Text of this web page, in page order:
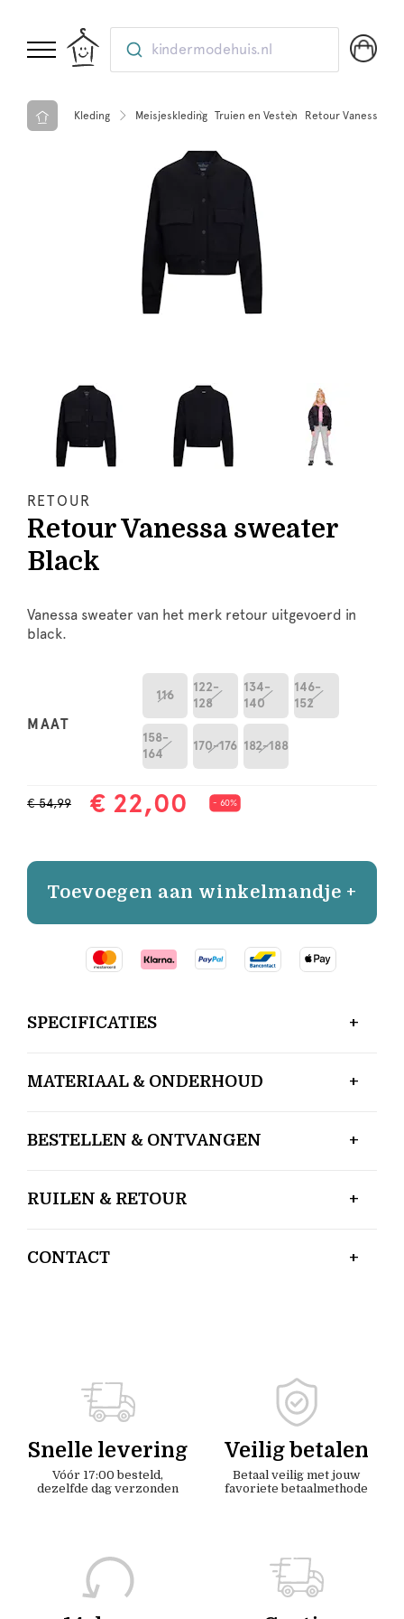
kindermodehuis.nl
Kleding Meisjeskleding Truien en Vesten Retour Vanessa
RETOUR
Retour Vanessa sweater
Black
Vanessa sweater van het merk retour uitgevoerd in
black.
MAAT
116
122-
128
134-
140
146-
152
158-
164
170-176 182-188
€ 54,99 € 22,00 - 60%
Toevoegen aan winkelmandje +
SPECIFICATIES
MATERIAAL & ONDERHOUD
BESTELLEN & ONTVANGEN
RUILEN & RETOUR
CONTACT
Snelle levering
Vóór 17:00 besteld,
dezelfde dag verzonden
Veilig betalen
Betaal veilig met jouw
favoriete betaalmethode